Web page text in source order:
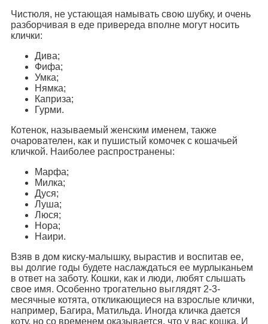
Чистюля, не устающая намывать свою шубку, и очень
разборчивая в еде привереда вполне могут носить
клички:
Дива;
Фифа;
Умка;
Нямка;
Каприза;
Гурми.
Котенок, называемый женским именем, также
очарователен, как и пушистый комочек с кошачьей
кличкой. Наиболее распространены:
Марфа;
Милка;
Дуся;
Луша;
Люся;
Нора;
Наири.
Взяв в дом киску-малышку, вырастив и воспитав ее,
вы долгие годы будете наслаждаться ее мурлыканьем
в ответ на заботу. Кошки, как и люди, любят слышать
свое имя. Особенно трогательно выглядят 2-3-
месячные котята, откликающиеся на взрослые клички,
например, Багира, Матильда. Иногда кличка дается
коту, но со временем оказывается, что у вас кошка. И